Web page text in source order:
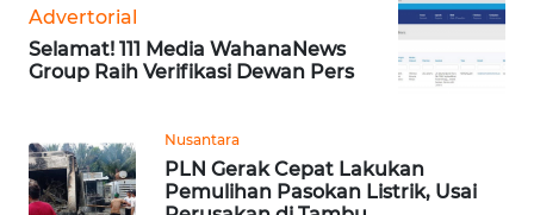
Advertorial
Selamat! 111 Media WahanaNews
Group Raih Verifikasi Dewan Pers
Nusantara
PLN Gerak Cepat Lakukan
Pemulihan Pasokan Listrik, Usai
WN
BANTEN
WN